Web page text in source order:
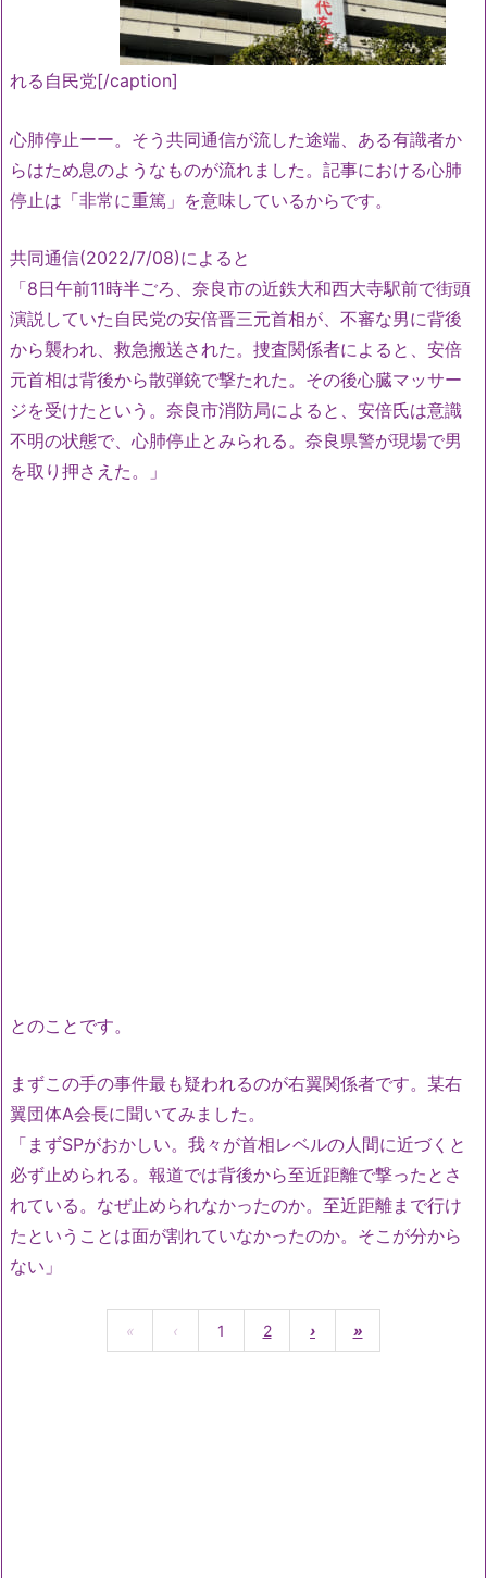
れる自民党[/caption]
心肺停止ーー。そう共同通信が流した途端、ある有識者か
らはため息のようなものが流れました。記事における心肺
停止は「非常に重篤」を意味しているからです。
共同通信(2022/7/08)によると
「8日午前11時半ごろ、奈良市の近鉄大和西大寺駅前で街頭
演説していた自民党の安倍晋三元首相が、不審な男に背後
から襲われ、救急搬送された。捜査関係者によると、安倍
元首相は背後から散弾銃で撃たれた。その後心臓マッサー
ジを受けたという。奈良市消防局によると、安倍氏は意識
不明の状態で、心肺停止とみられる。奈良県警が現場で男
を取り押さえた。」
とのことです。
まずこの手の事件最も疑われるのが右翼関係者です。某右
翼団体A会長に聞いてみました。
「まずSPがおかしい。我々が首相レベルの人間に近づくと
必ず止められる。報道では背後から至近距離で撃ったとさ
れている。なぜ止められなかったのか。至近距離まで行け
たということは面が割れていなかったのか。そこが分から
ない」
« ‹ 1 2 › »